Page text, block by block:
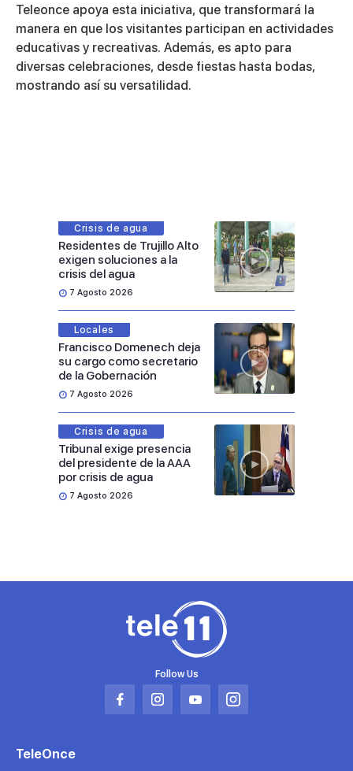
Teleonce apoya esta iniciativa, que transformará la
manera en que los visitantes participan en actividades
educativas y recreativas. Además, es apto para
diversas celebraciones, desde fiestas hasta bodas,
mostrando así su versatilidad.
Crisis de agua
Residentes de Trujillo Alto
exigen soluciones a la
crisis del agua
7 Agosto 2026
Locales
Francisco Domenech deja
su cargo como secretario
de la Gobernación
7 Agosto 2026
Crisis de agua
Tribunal exige presencia
del presidente de la AAA
por crisis de agua
7 Agosto 2026
Follow Us
Abrir
Abrir
Abrir
Abrir
TeleOnce